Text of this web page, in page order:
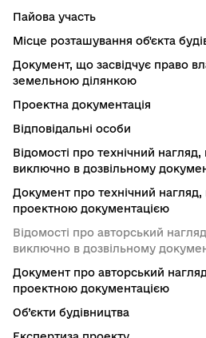
Пайова участь
Місце розташування об'єкта
Документ, що засвідчує право
земельною ділянкою
Проектна документація
Відповідальні особи
Відомості про технічний
виключно в дозвільному
Документ про технічний
проектною документацією
Відомості про авторський
виключно в дозвільному
Документ про авторський
проектною документацією
Об’єкти будівництва